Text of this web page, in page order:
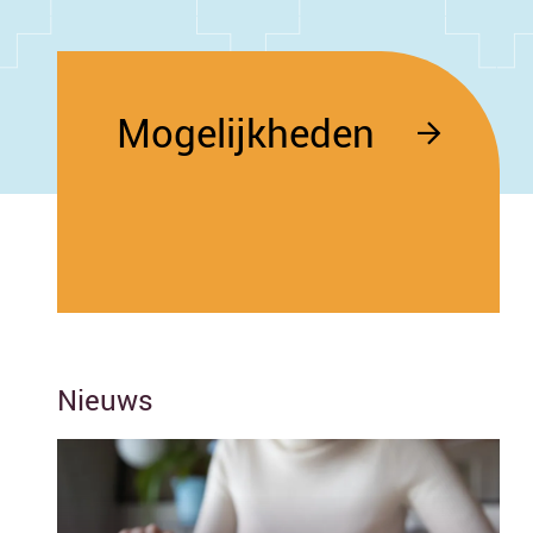
Mogelijkheden
Nieuws